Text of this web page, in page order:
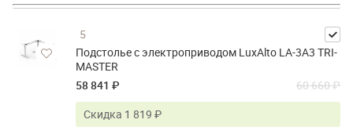
5
Подстолье с электроприводом LuxAlto LA-3A3 TRI-
MASTER
58 841 ₽
60 660 ₽
Скидка 1 819 ₽